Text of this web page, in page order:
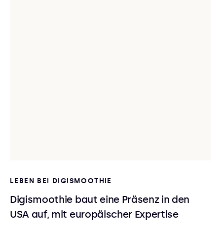
LEBEN BEI DIGISMOOTHIE
Digismoothie baut eine Präsenz in den
USA auf, mit europäischer Expertise